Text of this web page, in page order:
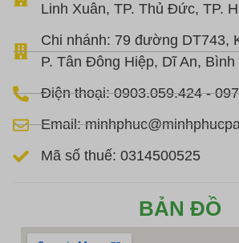
Linh Xuân, TP. Thủ Đức, TP.
Chi nhánh: 79 đường DT743,
P. Tân Đông Hiệp, Dĩ An,
Điện thoại: 0903.059.424 -
Email:
Mã số thuế: 0314500525
BẢN ĐỒ